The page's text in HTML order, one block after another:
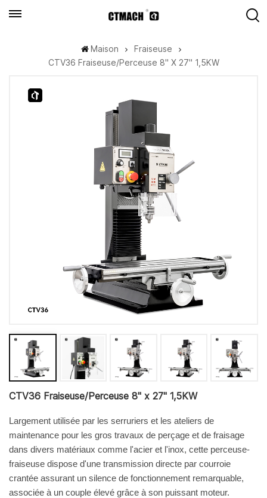
Maison
Fraiseuse
CTV36 Fraiseuse/Perceuse 8" X 27" 1,5KW
CTV36 Fraiseuse/Perceuse 8" x 27" 1,5KW
Largement utilisée par les serruriers et les ateliers de
maintenance pour les gros travaux de perçage et de fraisage
dans divers matériaux comme l'acier et l'inox, cette perceuse-
fraiseuse dispose d'une transmission directe par courroie
crantée assurant un silence de fonctionnement remarquable,
associée à un couple élevé grâce à son puissant moteur.